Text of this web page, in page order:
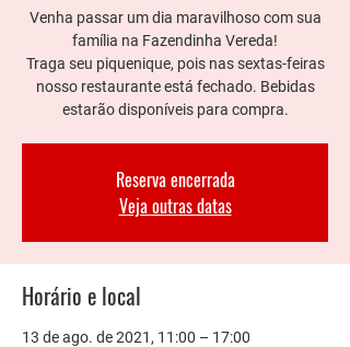
Venha passar um dia maravilhoso com sua
família na Fazendinha Vereda!
Traga seu piquenique, pois nas sextas-feiras
nosso restaurante está fechado. Bebidas
estarão disponíveis para compra.
Reserva encerrada
Veja outras datas
Horário e local
13 de ago. de 2021, 11:00 – 17:00